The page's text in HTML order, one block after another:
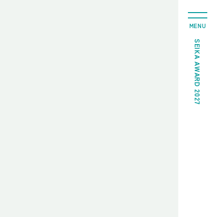
SEIKA AWARD 2027
MENU